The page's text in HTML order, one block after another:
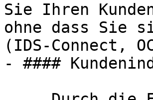
Sie Ihren
ohne dass Sie
(IDS-Connect,
- ####